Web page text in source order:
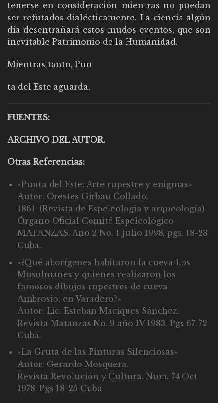
tenerse en consideración mientras no puedan
ser refutados dialécticamente. La ciencia algún
día desentrañará estos mudos eventos, que son
inevitable Patrimonio de la Humanidad.
Mientras tanto, Pun
ta del Este aguarda.
FUENTES:
ARCHIVO DEL AUTOR.
Otras Referencias:
«Punta del Este: Arte rupestre y enigmas»
Autor: Orestes Girbau Collado.
1861. (Revista de Espeleología y arqueología)
Órgano Oficial Comité Espeleológico
MATANZAS. Año 2 No. 1 Julio 1998, pgs. 18-23
Cuba.
«¿Qué aborígenes habitaron la cueva Los
Musulmanes y quienes realizaron los
famosos dibujos rupestres de cueva
Ambrosio, en Varadero?»
Autor: Lic. Esteban Maciques Sánchez.
Revista Matanzas No. 9 año IV 1983. Pgs 67-72
Cuba.
«La Gruta de las Pinturas Silenciosas»
Autor: Gerardo Mosquera.
Revista Revolución y Cultura. Num. 74 Oct
1978. Pgs 18-25 Cuba